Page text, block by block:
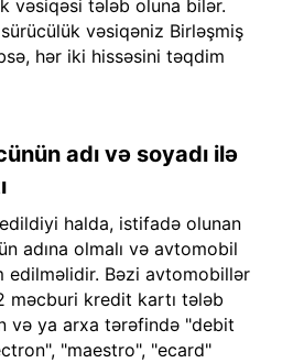
vəsiqəsi tələb oluna bilər.
vəsiqəniz Birləşmiş
hər iki hissəsini təqdim
adı və soyadı ilə
halda, istifadə olunan
adına olmalı və avtomobil
edilməlidir. Bəzi avtomobillər
məcburi kredit kartı tələb
və ya arxa tərəfində "debit
"maestro", "ecard"